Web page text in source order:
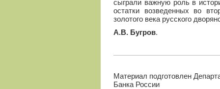
сыграли важную роль в
остатки возведенных во
золотого века русского
А.В. Бугров.
Материал подготовлен
Банка России